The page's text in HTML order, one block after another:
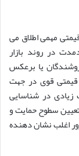
مهمی اطلاق می
در روند بازار
یا برعکس
قیمتی قوی در جهت
در شناسایی
سطوح حمایت و
اغلب نشان دهنده